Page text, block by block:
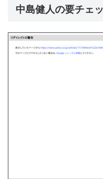
中島健人の要チェ